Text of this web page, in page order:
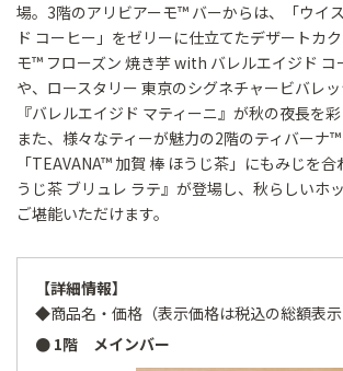
場。3階のアリビアーモ™ バーからは、「ウイ
ド コーヒー」をゼリーに仕立てたデザートカ
モ™ フローズン 焼き芋 with バレルエイジド コ
や、ロースタリー 東京のシグネチャービバレ
『バレルエイジド マティーニ』が秋の夜長を彩
また、様々なティーが魅力の2階のティバーナ™
「TEAVANA™ 加賀 棒 ほうじ茶」にもみじを
うじ茶 ブリュレ ラテ』が登場し、秋らしいホ
ご堪能いただけます。
【詳細情報】
◆商品名・価格（表示価格は税込の総額表示
● 1階 メインバー